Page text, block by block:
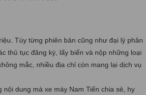
Tùy từng phiên bản cũng như đại lý phân
thủ tục đăng ký, lấy biển và nộp những loại
mắc, nhiều địa chỉ còn mang lại dịch vụ
nội dung mà xe máy Nam Tiến chia sẻ, hy